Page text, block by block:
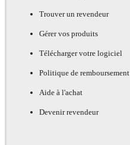
Trouver un revendeur
Gérer vos produits
Télécharger votre logiciel
Politique de remboursement
Aide à l'achat
Devenir revendeur